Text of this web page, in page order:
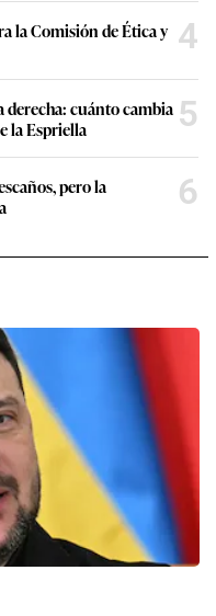
la Comisión de Ética y 4
derecha: cuánto cambia
la Espriella
5
pero la
6